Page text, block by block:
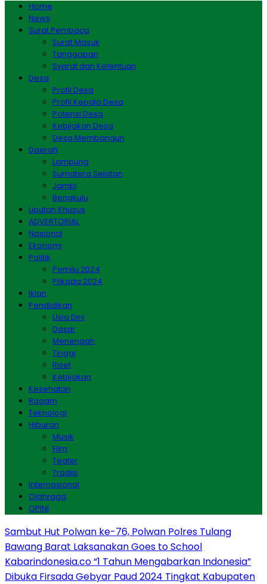
Home
News
Surat Pembaca
Surat Masuk
Tanggapan
Syarat dan Ketentuan
Desa
Profil Desa
Profil Kepala Desa
Potensi Desa
Kebijakan Desa
Desa Membangun
Daerah
Lampung
Sumatera Selatan
Jambi
Bengkulu
Liputan Khusus
ADVERTORIAL
Nasional
Ekonomi
Politik
Pemilu 2024
Pilkada 2024
Iklan
Pendidikan
Usia Dini
Dasar
Menengah
Tinggi
Riset
Kebijakan
Kesehatan
Ragam
Teknologi
Hiburan
Musik
Film
Teater
Tradisi
Internasional
Olahraga
OPINI
Sambut Hut Polwan ke-76, Polwan Polres Tulang
Bawang Barat Laksanakan Goes to School
Kabarindonesia.co “1 Tahun Mengabarkan Indonesia”
Dibuka Firsada Gebyar Paud 2024 Tingkat Kabupaten